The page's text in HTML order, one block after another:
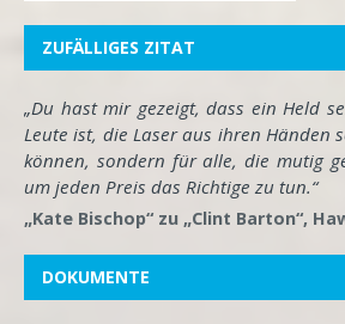
ZUFÄLLIGES ZITAT
„Du hast mir gezeigt, dass ein Held
Leute ist, die Laser aus ihren Händen
können, sondern für alle, die mutig
um jeden Preis das Richtige zu tun.“
„Kate Bischop“ zu „Clint Barton“,
DOKUMENTE